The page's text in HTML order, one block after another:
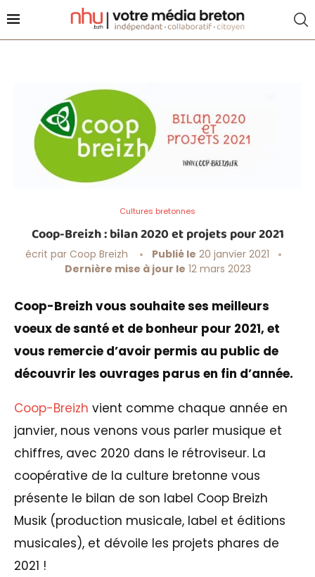
Cultures bretonnes
Coop-Breizh : bilan 2020 et projets pour 2021
écrit par Coop Breizh Publié le 20 janvier 2021
Dernière mise à jour le 12 mars 2023
Coop-Breizh vous souhaite ses meilleurs
voeux de santé et de bonheur pour 2021, et
vous remercie d’avoir permis au public de
découvrir les ouvrages parus en fin d’année.
Coop-Breizh vient comme chaque année en
janvier, nous venons vous parler musique et
chiffres, avec 2020 dans le rétroviseur. La
coopérative de la culture bretonne vous
présente le bilan de son label Coop Breizh
Musik (production musicale, label et éditions
musicales), et dévoile les projets phares de
2021 !